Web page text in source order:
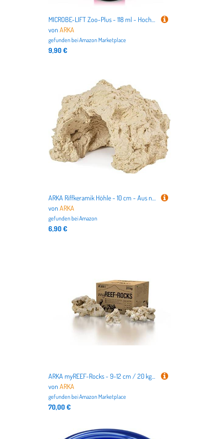
MICROBE-LIFT Zoo-Plus - 118 ml - Hochwertiges, konserviertes Futterplankton fördert die Gesundheit von Korallen und Fischen in Meerwasseraquarien.
vonARKA
gefunden beiAmazon Marketplace
9,90 €
ARKA Riffkeramik Höhle - 10 cm - Aus natürlichen Rohstoffen gefertigte Höhle, schadstofffrei mit hoher Porosität, Made in Germany, für Meerwasseraquarien, Made in Germany
vonARKA
gefunden beiAmazon
6,90 €
ARKA myREEF-Rocks - 9-12 cm / 20 kg - Natürliches Riffgestein für authentische Aufbauten in Meerwasseraquarien, schadstofffrei, ideale Siedlungsfläche für Bakterien.
vonARKA
gefunden beiAmazon Marketplace
70,00 €